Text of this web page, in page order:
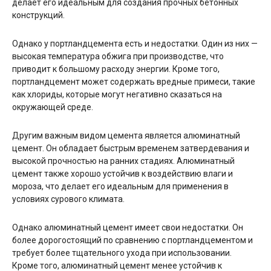
делает его идеальным для создания прочных бетонных
конструкций.
Однако у портландцемента есть и недостатки. Один из них —
высокая температура обжига при производстве, что
приводит к большому расходу энергии. Кроме того,
портландцемент может содержать вредные примеси, такие
как хлориды, которые могут негативно сказаться на
окружающей среде.
Другим важным видом цемента является алюминатный
цемент. Он обладает быстрым временем затвердевания и
высокой прочностью на ранних стадиях. Алюминатный
цемент также хорошо устойчив к воздействию влаги и
мороза, что делает его идеальным для применения в
условиях сурового климата.
Однако алюминатный цемент имеет свои недостатки. Он
более дорогостоящий по сравнению с портландцементом и
требует более тщательного ухода при использовании.
Кроме того, алюминатный цемент менее устойчив к